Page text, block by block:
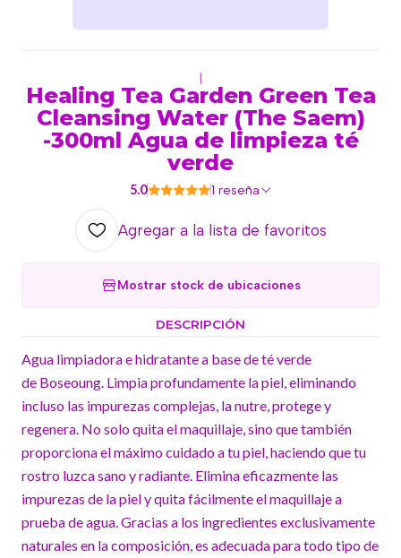
Healing Tea Garden Green Tea
Cleansing Water (The Saem)
-300ml Agua de limpieza té
verde
5.0 1 reseña
Agregar a la lista de favoritos
Mostrar stock de ubicaciones
DESCRIPCIÓN
Agua limpiadora e hidratante a base de té verde
de Boseoung. Limpia profundamente la piel, eliminando
incluso las impurezas complejas, la nutre, protege y
regenera. No solo quita el maquillaje, sino que también
proporciona el máximo cuidado a tu piel, haciendo que tu
rostro luzca sano y radiante. Elimina eficazmente las
impurezas de la piel y quita fácilmente el maquillaje a
prueba de agua. Gracias a los ingredientes exclusivamente
naturales en la composición, es adecuada para todo tipo de